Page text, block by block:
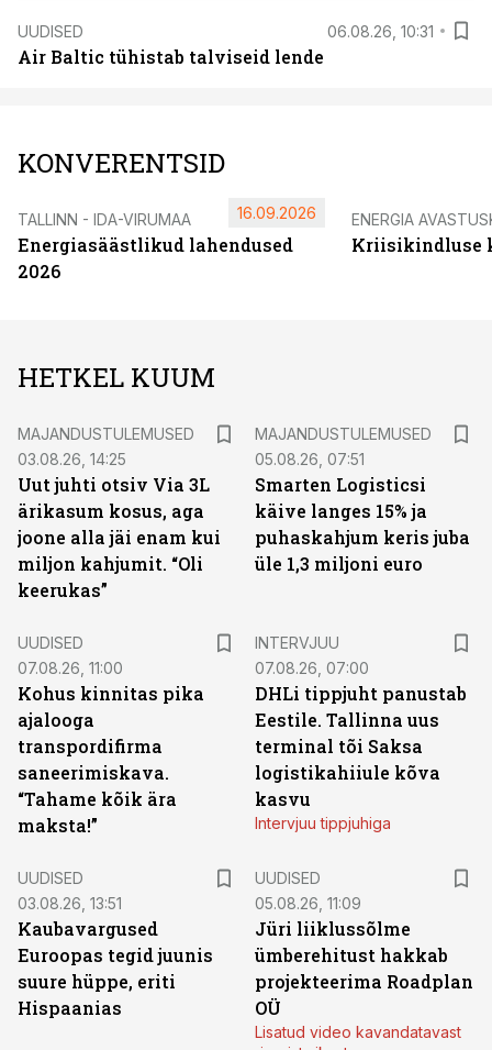
UUDISED 06.08.26, 10:31
Air Baltic tühistab talviseid lende
KONVERENTSID
TALLINN - IDA-VIRUMAA
Energiasäästlikud lahendused
2026
16.09.2026 ENERGIA
Kriisikindluse
HETKEL KUUM
MAJANDUSTULEMUSED
03.08.26, 14:25
Uut juhti otsiv Via 3L
ärikasum kosus, aga
joone alla jäi enam kui
miljon kahjumit. “Oli
keerukas”
MAJANDUSTULEMUSED
05.08.26, 07:51
Smarten Logisticsi
käive langes 15% ja
puhaskahjum keris juba
üle 1,3 miljoni euro
UUDISED
07.08.26, 11:00
Kohus kinnitas pika
ajalooga
transpordifirma
saneerimiskava.
“Tahame kõik ära
maksta!”
INTERVJUU
07.08.26, 07:00
DHLi tippjuht panustab
Eestile. Tallinna uus
terminal tõi Saksa
logistikahiiule kõva
kasvu
Intervjuu tippjuhiga
UUDISED
03.08.26, 13:51
Kaubavargused
Euroopas tegid juunis
suure hüppe, eriti
Hispaanias
UUDISED
05.08.26, 11:09
Jüri liiklussõlme
ümberehitust hakkab
projekteerima Roadplan
OÜ
Lisatud video kavandatavast